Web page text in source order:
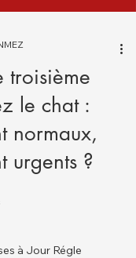
à Jour Régle
troisième
le chat :
normaux,
urgents ?